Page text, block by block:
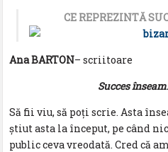
CE REPREZINTĂ
Ana BARTON– scriitoare
Succes
Să fii viu, să poți scrie. Asta
știut asta la început, pe când
public ceva vreodată. Cred că